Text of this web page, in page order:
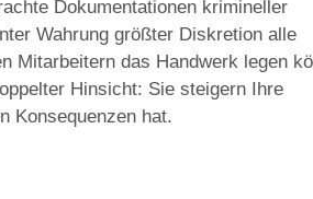
Dokumentationen krimineller
Wahrung größter Diskretion alle
Mitarbeitern das Handwerk legen
Hinsicht: Sie steigern Ihre
Konsequenzen hat.